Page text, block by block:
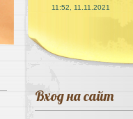
11:52, 11.11.2021
Вход на сайт